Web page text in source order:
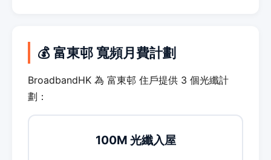
💰 富東邨 寬頻月費計劃
BroadbandHK 為 富東邨 住戶提供 3 個光纖計
劃：
100M 光纖入屋